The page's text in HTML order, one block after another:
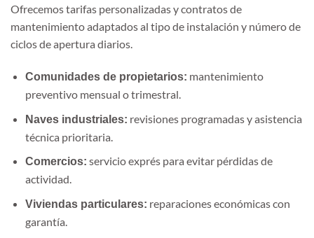
Ofrecemos tarifas personalizadas y contratos de
mantenimiento adaptados al tipo de instalación y número de
ciclos de apertura diarios.
Comunidades de propietarios: mantenimiento
preventivo mensual o trimestral.
Naves industriales: revisiones programadas y asistencia
técnica prioritaria.
Comercios: servicio exprés para evitar pérdidas de
actividad.
Viviendas particulares: reparaciones económicas con
garantía.